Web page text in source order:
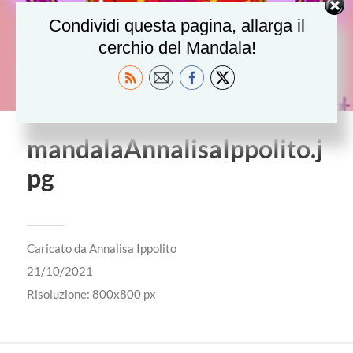
mandalaAnnalisaIppolito.j
pg
Caricato da Annalisa Ippolito
21/10/2021
Risoluzione: 800x800 px
Condividi questa pagina, allarga il
cerchio del Mandala!